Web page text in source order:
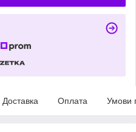
Доставка Оплата Умови